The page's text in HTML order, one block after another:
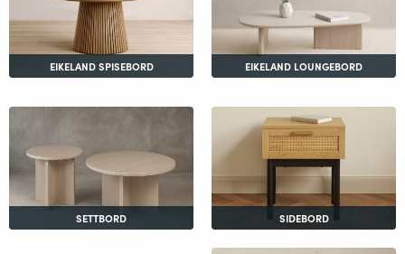
EIKELAND SPISEBORD EIKELAND LOUNGEBORD
SETTBORD SIDEBORD